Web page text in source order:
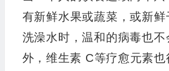
有新鲜水果或蔬菜，或新鲜
洗澡水时，温和的病毒也
外，维生素 C等疗愈元素